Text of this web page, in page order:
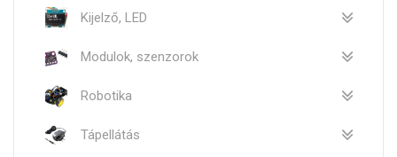
Kijelző, LED
Modulok, szenzorok
Robotika
Tápellátás